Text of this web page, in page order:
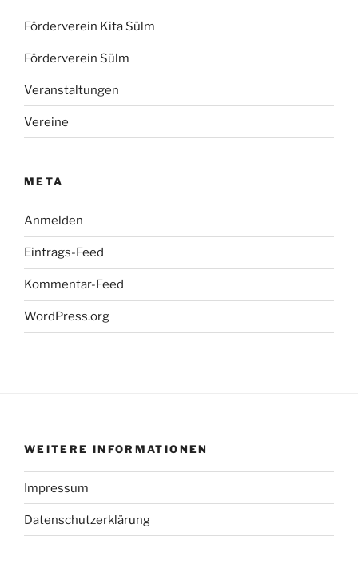
Förderverein Kita Sülm
Förderverein Sülm
Veranstaltungen
Vereine
META
Anmelden
Eintrags-Feed
Kommentar-Feed
WordPress.org
WEITERE INFORMATIONEN
Impressum
Datenschutzerklärung